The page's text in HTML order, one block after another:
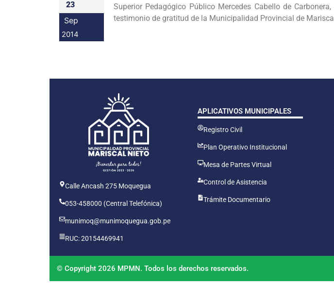
23
Sep
2014
Superior Pedagógico Público Mercedes Cabello de
testimonio de gratitud de la Municipalidad Provincial de
Calle Ancash 275 Moquegua
053-458000 (Central Telefónica)
munimoq@munimoquegua.gob.pe
RUC: 20154469941
APLICATIVOS MUNICIPALES
Registro Civil
Plan Operativo Institucional
Mesa de Partes Virtual
Control de Asistencia
Trámite Documentario
© Copyright 2026 MPMN. Todos los derechos reservados.